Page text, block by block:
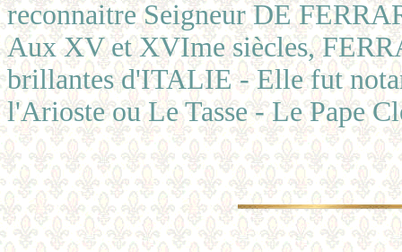
reconnaitre Seigneur DE
Aux XV et XVIme siècles,
brillantes d'ITALIE - Elle fut
l'Arioste ou Le Tasse - Le Pape